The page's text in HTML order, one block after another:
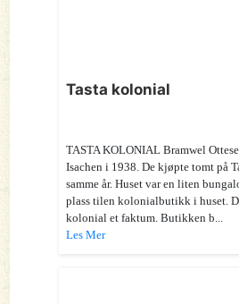
Tasta kolonial
TASTA KOLONIAL Bramwel
Isachen i 1938. De kjøpte tomt på
samme år. Huset var en liten
plass tilen kolonialbutikk i huset.
kolonial et faktum. Butikken b...
Les Mer